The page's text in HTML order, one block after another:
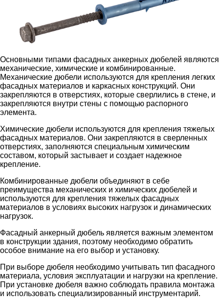
Основными типами фасадных анкерных дюбелей являются
механические, химические и комбинированные.
Механические дюбели используются для крепления легких
фасадных материалов и каркасных конструкций. Они
закрепляются в отверстиях, которые сверлились в стене, и
закрепляются внутри стены с помощью распорного
элемента.
Химические дюбели используются для крепления тяжелых
фасадных материалов. Они закрепляются в сверленных
отверстиях, заполняются специальным химическим
составом, который застывает и создает надежное
крепление.
Комбинированные дюбели объединяют в себе
преимущества механических и химических дюбелей и
используются для крепления тяжелых фасадных
материалов в условиях высоких нагрузок и динамических
нагрузок.
Фасадный анкерный дюбель является важным элементом
в конструкции здания, поэтому необходимо обратить
особое внимание на его выбор и установку.
При выборе дюбеля необходимо учитывать тип фасадного
материала, условия эксплуатации и нагрузки на крепление.
При установке дюбеля важно соблюдать правила монтажа
и использовать специализированный инструментарий.